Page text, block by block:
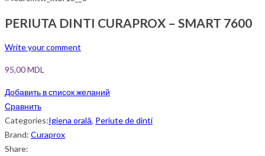
PERIUTA DINTI CURAPROX – SMART 7600
Write your comment
95,00MDL
Добавить в список желаний
Сравнить
Categories:Igiena orală, Periute de dinti
Brand: Curaprox
Share: